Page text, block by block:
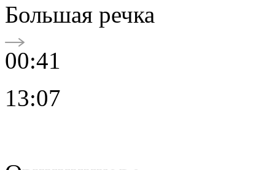
Большая речка
00:41
13:07